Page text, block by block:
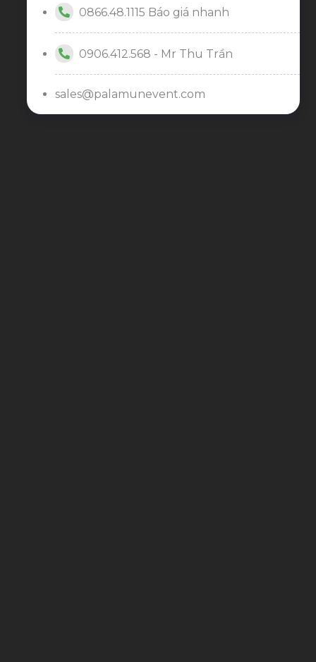
0866.48.1115 Báo giá nhanh
0906.412.568 - Mr Thu Trần
sales@palamunevent.com